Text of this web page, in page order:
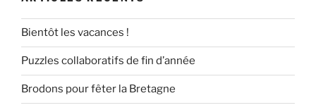
Bientôt les vacances !
Puzzles collaboratifs de fin d’année
Brodons pour fêter la Bretagne